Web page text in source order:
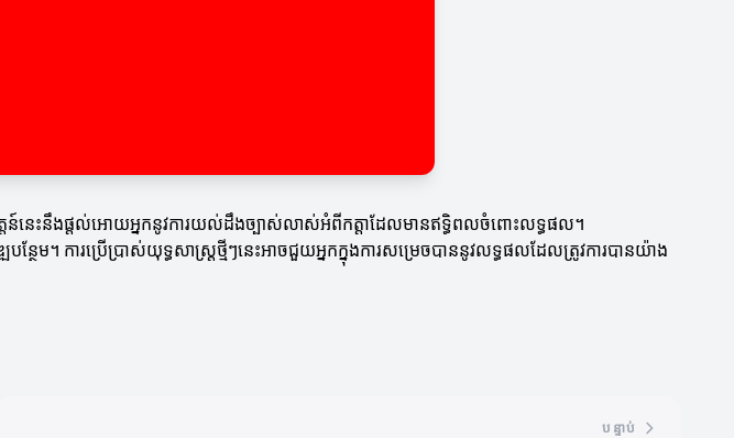
តន៍នេះនឹងផ្តល់អោយអ្នកនូវការយល់ដឹងច្បាស់លាស់អំពីកត្តាដែលមានឥទ្ធិពលចំពោះលទ្ធផល។
ន្ថែម។ ការប្រើប្រាស់យុទ្ធសាស្ត្រថ្មីៗនេះអាចជួយអ្នកក្នុងការសម្រេចបាននូវលទ្ធផលដែលត្រូវការបានយ៉ាង
បន្ទាប់